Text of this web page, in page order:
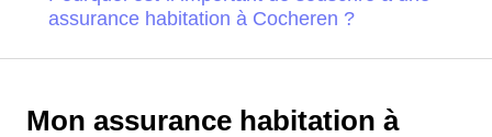
assurance habitation à Cocheren ?
Mon assurance habitation à